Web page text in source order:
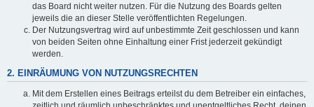
das Board nicht weiter nutzen. Für die Nutzung des Boards gelten
jeweils die an dieser Stelle veröffentlichten Regelungen.
Der Nutzungsvertrag wird auf unbestimmte Zeit geschlossen und kann
von beiden Seiten ohne Einhaltung einer Frist jederzeit gekündigt
werden.
2. EINRÄUMUNG VON NUTZUNGSRECHTEN
Mit dem Erstellen eines Beitrags erteilst du dem Betreiber ein einfaches,